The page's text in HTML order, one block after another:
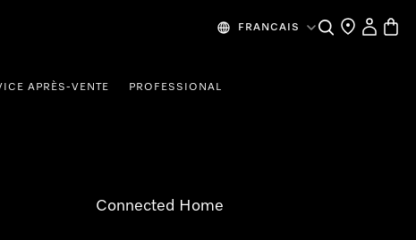
FRANCAIS Recherche
MesPanier
APRÈS-VENTE PROFESSIONAL
Connected Home